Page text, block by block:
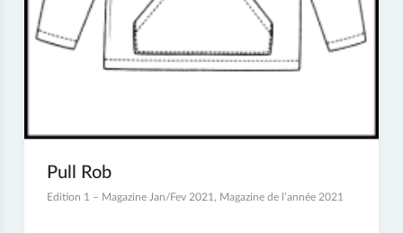
Pull Rob
5
Edition 1 – Magazine Jan/Fev 2021 Magazine de l’année 2021